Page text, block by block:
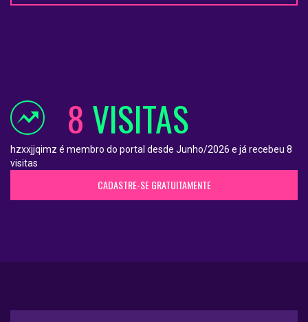
8 VISITAS
hzxxjjqimz é membro do portal desde Junho/2026 e já recebeu 8
visitas
CADASTRE-SE GRATUITAMENTE